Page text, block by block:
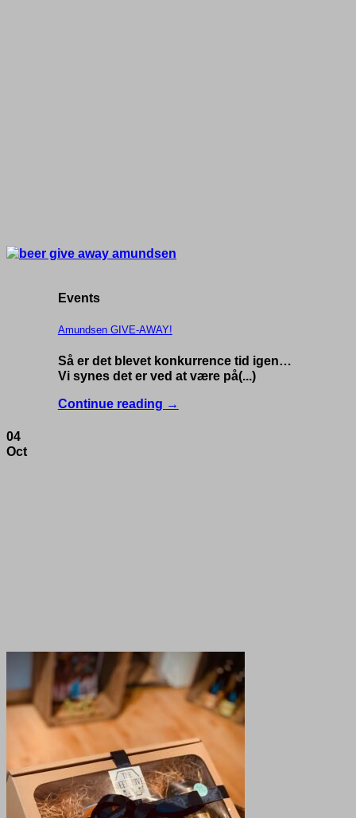
Events
Amundsen GIVE-AWAY!
Så er det blevet konkurrence tid igen…
Vi synes det er ved at være på(...)
Continue reading →
04
Oct